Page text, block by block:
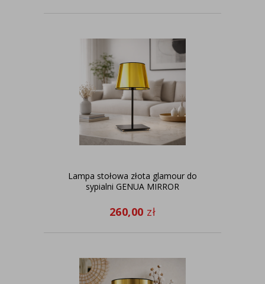
Lampa stołowa złota glamour do
sypialni GENUA MIRROR
260,00 zł